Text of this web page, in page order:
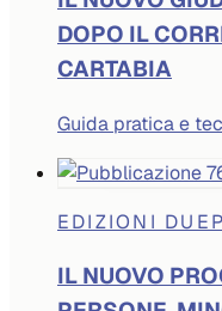
DOPO IL
CARTABIA
Guida pratica e
EDIZIONI
IL NUOVO